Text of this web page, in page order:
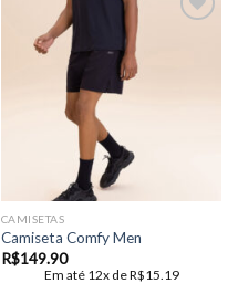
CAMISETAS
Camiseta Comfy Men
R$149.90
Em até 12x deR$15.19